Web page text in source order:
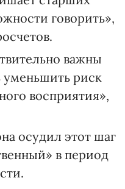
говорить»,
важны
уменьшить риск
восприятия»,
осудил этот шаг
в период